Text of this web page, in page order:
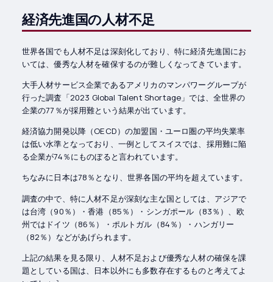
経済先進国の人材不足
世界各国でも人材不足は深刻化しており、特に経済先進国にお
いては、優秀な人材を確保するのが難しくなってきています。
大手人材サービス企業であるアメリカのマンパワーグループが
行った調査「2023 Global Talent Shortage」では、全世界の
企業の77％が採用難という結果が出ています。
経済協力開発以降（OECD）の加盟国・ユーロ圏の平均失業率
は低い水準となっており、一例としてスイスでは、採用難に陥
る企業が74％にものぼると言われています。
ちなみに日本は78％となり、世界各国の平均を超えています。
調査の中で、特に人材不足が深刻な主な国としては、アジアで
は台湾（90％）・香港（85％）・シンガポール（83％）、欧
州ではドイツ（86％）・ポルトガル（84％）・ハンガリー
（82％）などがあげられます。
上記の結果を見る限り、人材不足および優秀な人材の確保を課
題としている国は、日本以外にも多数存在するものと考えてよ